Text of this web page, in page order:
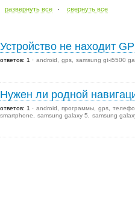
развернуть все · cвернуть все
Устройство не находит
ответов: 1 android gps samsung gt-i5500
Нужен ли родной
ответов: 1 android программы gps
smartphone
samsung galaxy 5 samsung